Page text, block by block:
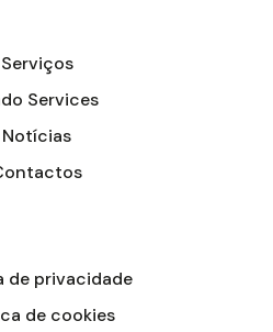
Serviços
Services
Notícias
de privacidade
de cookies